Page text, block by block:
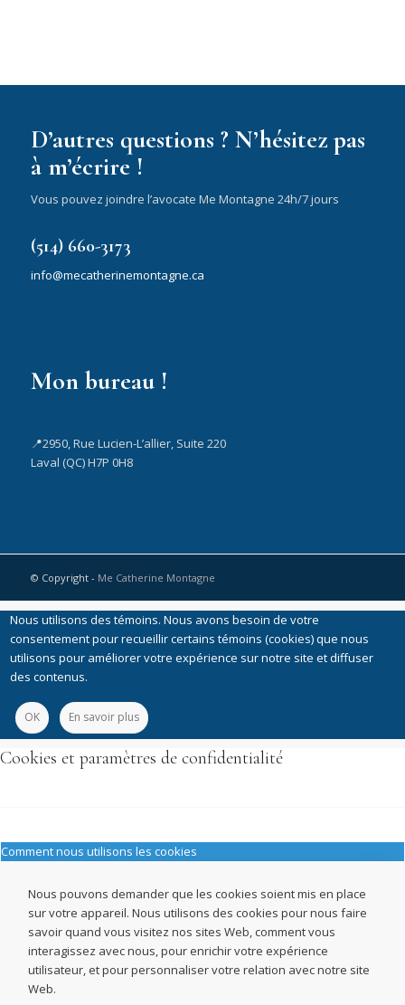
D’autres questions ? N’hésitez pas
à m’écrire !
Vous pouvez joindre l’avocate Me Montagne 24h/7 jours
(514) 660-3173
info@mecatherinemontagne.ca
Mon bureau !
📍2950, Rue Lucien-L’allier, Suite 220
Laval (QC) H7P 0H8
© Copyright - Me Catherine Montagne
Nous utilisons des témoins. Nous avons besoin de votre
consentement pour recueillir certains témoins (cookies) que nous
utilisons pour améliorer votre expérience sur notre site et diffuser
des contenus.
OK En savoir plus
Cookies et paramètres de confidentialité
Comment nous utilisons les cookies
Nous pouvons demander que les cookies soient mis en place
sur votre appareil. Nous utilisons des cookies pour nous faire
savoir quand vous visitez nos sites Web, comment vous
interagissez avec nous, pour enrichir votre expérience
utilisateur, et pour personnaliser votre relation avec notre site
Web.